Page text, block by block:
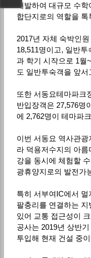
개발하여 대규모 수
합단지로의 역할을 톡
2017년 자체 숙박인
18,511명이고, 일반
과 학기 시작으로 1월
도 일반투숙객을 앞서
또한 서동요테마파크
반입장객은 27,576명
에 2,762명이 테마파
이번 서동요 역사관
라 덕용저수지의 아
강을 동시에 체험할
광휴양지로의 발전가
특히 서부여IC에서
팔충리를 연결하는 지
있어 교통 접근성이
공사는 2019년 상반
투입해 현재 건설 중